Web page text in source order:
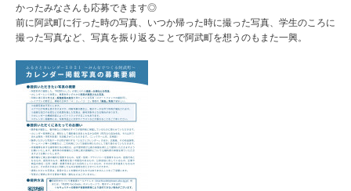
かったみなさんも応募できます◎
前に阿武町に行った時の写真、いつか帰った時に撮った写真、学生のころに
撮った写真など、写真を振り返ることで阿武町を想うのもまた一興。